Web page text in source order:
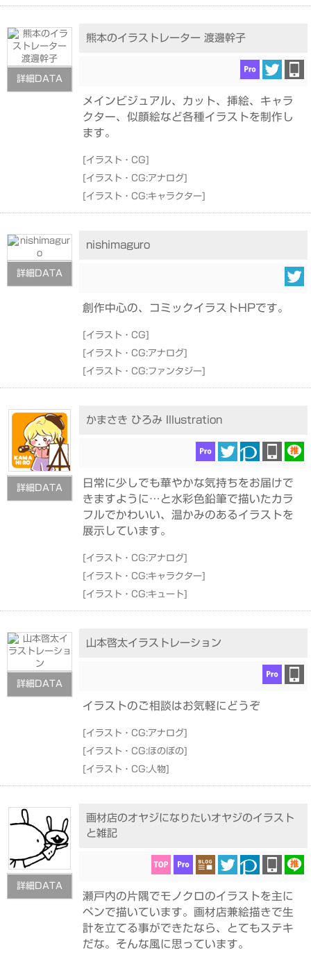
詳細DATA
熊本のイラストレーター 渡邊幹子
メインビジュアル、カット、挿絵、キャラ
クター、似顔絵など各種イラストを制作し
ます。
[イラスト・CG]
[イラスト・CG:アナログ]
[イラスト・CG:キャラクター]
詳細DATA
nishimaguro
創作中心の、コミックイラストHPです。
[イラスト・CG]
[イラスト・CG:アナログ]
[イラスト・CG:ファンタジー]
詳細DATA
かまさき ひろみ Illustration
日常に少しでも華やかな気持ちをお届けで
きますように…と水彩色鉛筆で描いたカラ
フルでかわいい、温かみのあるイラストを
展示しています。
[イラスト・CG:アナログ]
[イラスト・CG:キャラクター]
[イラスト・CG:キュート]
詳細DATA
山本啓太イラストレーション
イラストのご相談はお気軽にどうぞ
[イラスト・CG:アナログ]
[イラスト・CG:ほのぼの]
[イラスト・CG:人物]
詳細DATA
画材店のオヤジになりたいオヤジのイラスト
と雑記
瀬戸内の片隅でモノクロのイラストを主に
ペンで描いています。画材店兼絵描きで生
計を立てる事ができたなら、とてもステキ
だな。そんな風に思っています。